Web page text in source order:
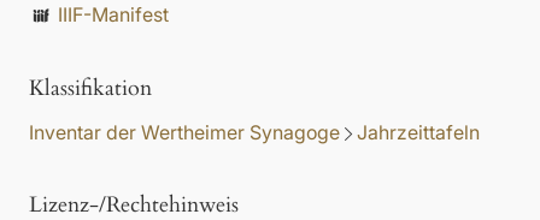
IIIF-Manifest
Klassifikation
Inventar der Wertheimer Synagoge Jahrzeittafeln
Lizenz-/Rechtehinweis